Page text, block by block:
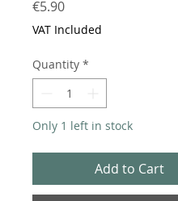
€5.90Price
VAT Included
Quantity *
Only 1 left in stock
Add to Cart